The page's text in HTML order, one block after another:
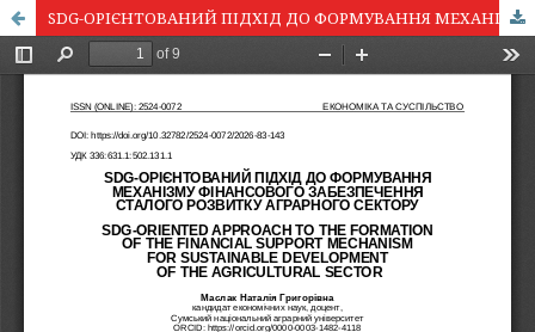
SDG-ОРІЄНТОВАНИЙ ПІДХІД ДО ФОРМУВАННЯ МЕХАНІЗМУ ФІНАНСОВОГО ЗАБЕЗПЕЧЕННЯ СТАЛОГО РОЗВИТКУ АГРАРНОГО СЕКТОРУ